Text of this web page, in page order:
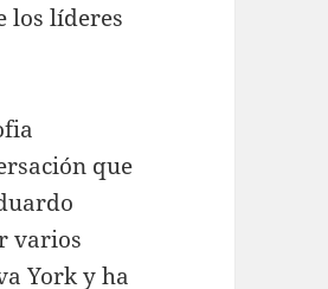
los líderes
que
varios
York y ha